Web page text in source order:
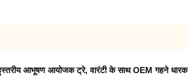
आभूषण आयोजक ट्रे,वारंटी के साथ OEM गहने धारक